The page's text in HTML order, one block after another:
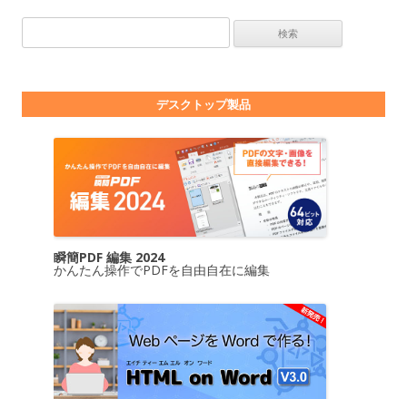
デスクトップ製品
瞬簡PDF 編集 2024
かんたん操作でPDFを自由自在に編集